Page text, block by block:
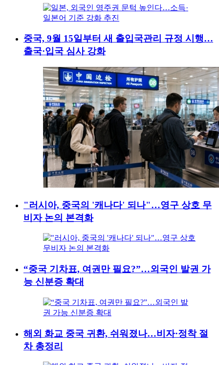
중국, 9월 15일부터 새 출입국관리 규정 시행…
출국·입국 심사 강화
"러시아, 중국의 '캐나다' 되나"…영구 상호 무
비자 논의 본격화
“중국 기차표, 여권만 필요?”…외국인 발권 가
능 신분증 확대
해외 화교 중국 귀환, 쉬워졌나…비자·정착 절
차 총정리